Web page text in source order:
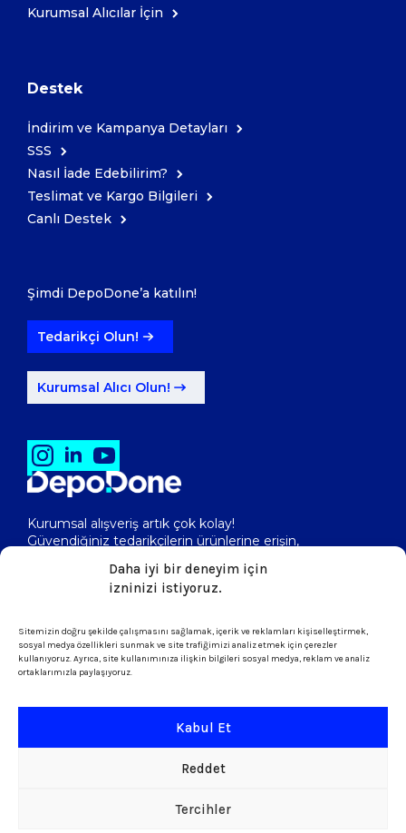
Daha iyi bir deneyim için
izninizi istiyoruz.
Sitemizin doğru şekilde çalışmasını sağlamak, içerik ve reklamları kişiselleştirmek,
sosyal medya özellikleri sunmak ve site trafiğimizi analiz etmek için çerezler
kullanıyoruz. Ayrıca, site kullanımınıza ilişkin bilgileri sosyal medya, reklam ve analiz
ortaklarımızla paylaşıyoruz.
Kabul Et
Reddet
Tercihler
Kurumsal alışveriş artık çok kolay!
Güvendiğiniz tedarikçilerin ürünlerine erişin,
isletme@depodone.com
Kurumsal Alıcılar İçin
Destek
İndirim ve Kampanya Detayları
SSS
Nasıl İade Edebilirim?
Teslimat ve Kargo Bilgileri
Canlı Destek
Şimdi DepoDone’a katılın!
Tedarikçi Olun!
Kurumsal Alıcı Olun!
Şartlar ve Koşullar